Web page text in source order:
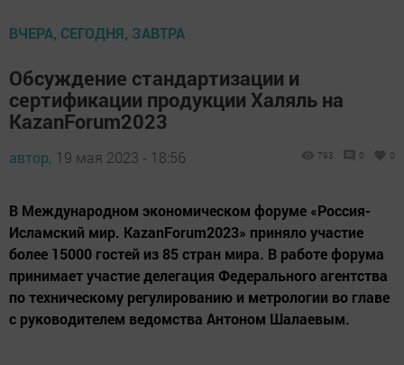
ВЧЕРА, СЕГОДНЯ, ЗАВТРА
Обсуждение стандартизации и
сертификации продукции Халяль на
KazanForum2023
автор, 19 мая 2023 - 18:56 793 0 0
В Международном экономическом форуме «Россия-
Исламский мир. KazanForum2023» приняло участие
более 15000 гостей из 85 стран мира. В работе форума
принимает участие делегация Федерального агентства
по техническому регулированию и метрологии во главе
с руководителем ведомства Антоном Шалаевым.